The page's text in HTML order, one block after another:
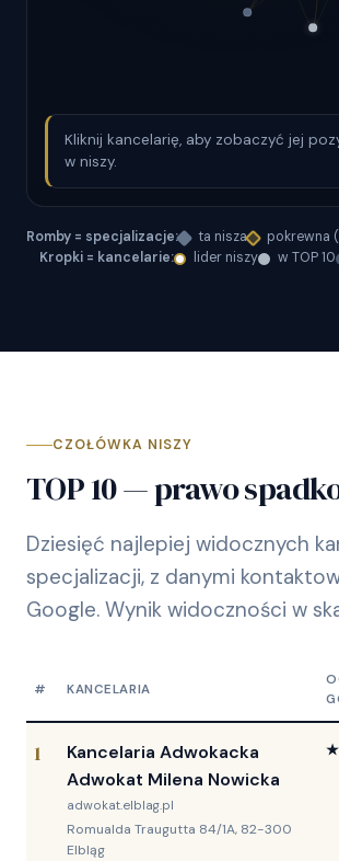
Kliknij kancelarię, aby zobaczyć jej
w niszy.
Romby = specjalizacje: ta nisza
pokrewna
Kropki = kancelarie:
lider niszy w TOP 10
CZOŁÓWKA NISZY
TOP 10 — prawo
Dziesięć najlepiej widocznych
specjalizacji, z danymi
Google. Wynik widoczności w
# KANCELARIA
1
Kancelaria Adwokacka
Adwokat Milena Nowicka
adwokat.elblag.pl
Romualda Traugutta 84/1A, 82-300
Elbląg
★